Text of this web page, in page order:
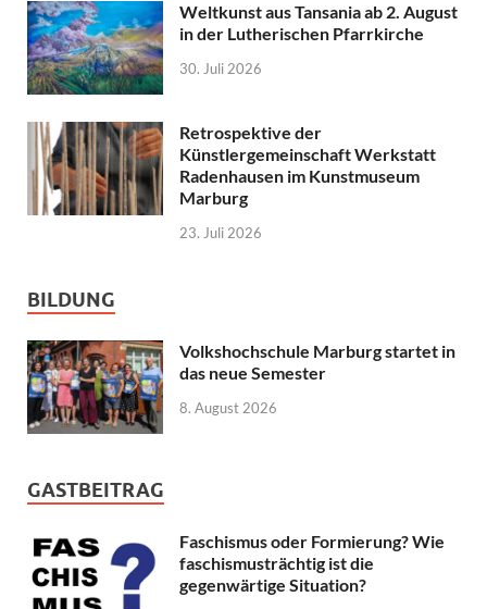
Weltkunst aus Tansania ab 2. August
in der Lutherischen Pfarrkirche
30. Juli 2026
Retrospektive der
Künstlergemeinschaft Werkstatt
Radenhausen im Kunstmuseum
Marburg
23. Juli 2026
BILDUNG
Volkshochschule Marburg startet in
das neue Semester
8. August 2026
GASTBEITRAG
Faschismus oder Formierung? Wie
faschismusträchtig ist die
gegenwärtige Situation?